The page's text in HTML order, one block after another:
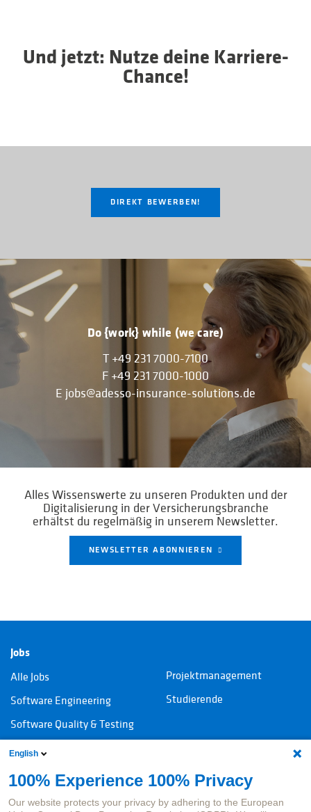
Und jetzt: Nutze deine Karriere-
Chance!
DIREKT BEWERBEN!
Do {work} while (we care)
T +49 231 7000-7100
F +49 231 7000-1000
E jobs@adesso-insurance-solutions.de
Alles Wissenswerte zu unseren Produkten und der
Digitalisierung in der Versicherungsbranche
erhältst du regelmäßig in unserem Newsletter.
NEWSLETTER ABONNIEREN
Jobs
Alle Jobs
Software Engineering
Software Quality & Testing
IT-Consulting
Projektmanagement
Studierende
Rechtliche Informationen
English
100% Experience 100% Privacy
Our website protects your privacy by adhering to the European